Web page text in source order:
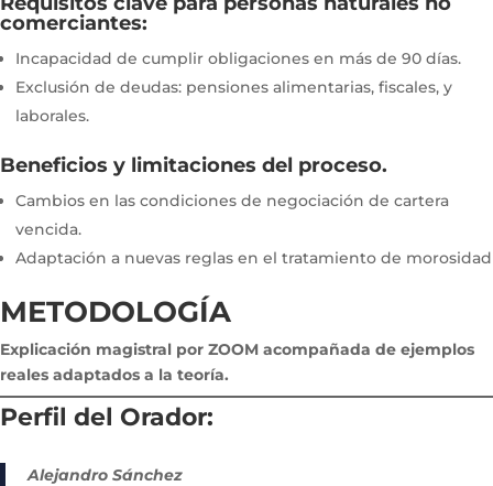
comerciantes:
Incapacidad de cumplir obligaciones en más de 90 días.
Exclusión de deudas: pensiones alimentarias, fiscales, y
laborales.
Beneficios y limitaciones del proceso.
Cambios en las condiciones de negociación de cartera
vencida.
Adaptación a nuevas reglas en el tratamiento de morosidad
METODOLOGÍA
Explicación magistral por ZOOM acompañada de ejemplos
reales adaptados a la teoría.
Perfil del Orador:
Alejandro Sánchez